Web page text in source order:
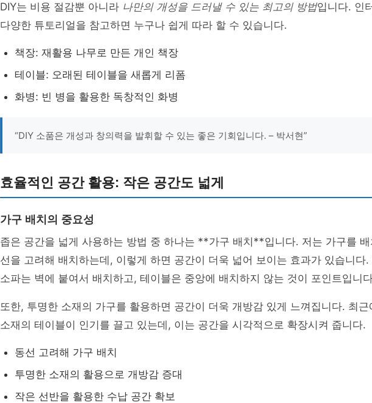
DIY는 비용 절감뿐 아니라 나만의 개성을 드러낼 수 있는 최고의 방법입니다. 인
다양한 튜토리얼을 참고하면 누구나 쉽게 따라 할 수 있습니다.
책장: 재활용 나무로 만든 개인 책장
테이블: 오래된 테이블을 새롭게 리폼
화병: 빈 병을 활용한 독창적인 화병
“DIY 소품은 개성과 창의력을 발휘할 수 있는 좋은 기회입니다. – 박서현”
효율적인 공간 활용: 작은 공간도 넓게
가구 배치의 중요성
좁은 공간을 넓게 사용하는 방법 중 하나는 **가구 배치**입니다. 저는 가구를
선을 고려해 배치하는데, 이렇게 하면 공간이 더욱 넓어 보이는 효과가 있습니다.
소파는 벽에 붙여서 배치하고, 테이블은 중앙에 배치하지 않는 것이 포인트입니
또한, 투명한 소재의 가구를 활용하면 공간이 더욱 개방감 있게 느껴집니다. 최근
소재의 테이블이 인기를 끌고 있는데, 이는 공간을 시각적으로 확장시켜 줍니다.
동선 고려해 가구 배치
투명한 소재의 활용으로 개방감 증대
작은 선반을 활용한 수납 공간 확보